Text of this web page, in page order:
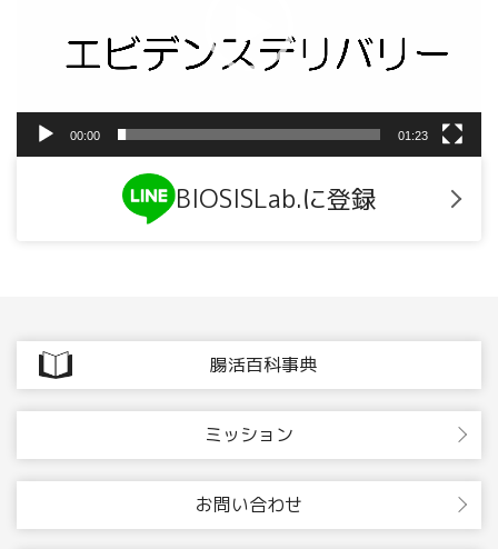
00:00 01:23
BIOSISLab.に登録
腸活百科事典
ミッション
お問い合わせ